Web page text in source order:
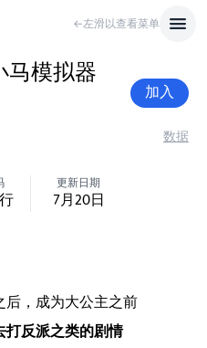
←左滑以查看菜单
马模拟器
加入
数据
行
更新日期
7月20日
，成为大公主之前
反派之类的剧情